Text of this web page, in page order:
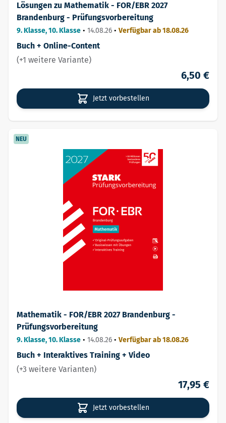
Lösungen zu Mathematik - FOR/EBR 2027
Brandenburg - Prüfungsvorbereitung
9. Klasse, 10. Klasse • 14.08.26 • Verfügbar ab 18.08.26
Buch + Online-Content
(+1 weitere Variante)
6,50 €
Jetzt vorbestellen
NEU
Mathematik - FOR/EBR 2027 Brandenburg -
Prüfungsvorbereitung
9. Klasse, 10. Klasse • 14.08.26 • Verfügbar ab 18.08.26
Buch + Interaktives Training + Video
(+3 weitere Varianten)
17,95 €
Jetzt vorbestellen